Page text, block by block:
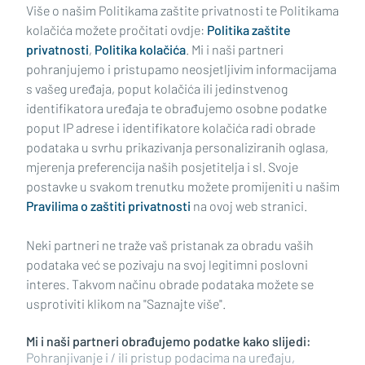
Impressum Uvjeti korištenja Politika privatnosti
Politika kolačića Kontakt Pritužbe Suradnici
Oglašavanje
RUBRIKE
BRODSKO-POSAVSKA ŽUPANIJA
Više o našim Politikama zaštite privatnosti te Politikama
kolačića možete pročitati ovdje: Politika zaštite
privatnosti, Politika kolačića. Mi i naši partneri
pohranjujemo i pristupamo neosjetljivim informacijama
s vašeg uređaja, poput kolačića ili jedinstvenog
identifikatora uređaja te obrađujemo osobne podatke
poput IP adrese i identifikatore kolačića radi obrade
podataka u svrhu prikazivanja personaliziranih oglasa,
mjerenja preferencija naših posjetitelja i sl. Svoje
postavke u svakom trenutku možete promijeniti u našim
Pravilima o zaštiti privatnosti na ovoj web stranici.
Neki partneri ne traže vaš pristanak za obradu vaših
podataka već se pozivaju na svoj legitimni poslovni
interes. Takvom načinu obrade podataka možete se
usprotiviti klikom na "Saznajte više".
Mi i naši partneri obrađujemo podatke kako slijedi:
Pohranjivanje i / ili pristup podacima na uređaju,